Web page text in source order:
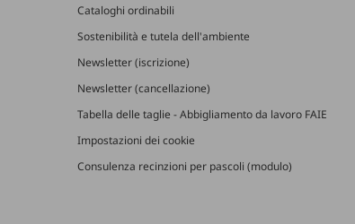
Cataloghi ordinabili
Sostenibilità e tutela dell'ambiente
Newsletter (iscrizione)
Newsletter (cancellazione)
Tabella delle taglie - Abbigliamento da lavoro FAIE
Impostazioni dei cookie
Consulenza recinzioni per pascoli (modulo)